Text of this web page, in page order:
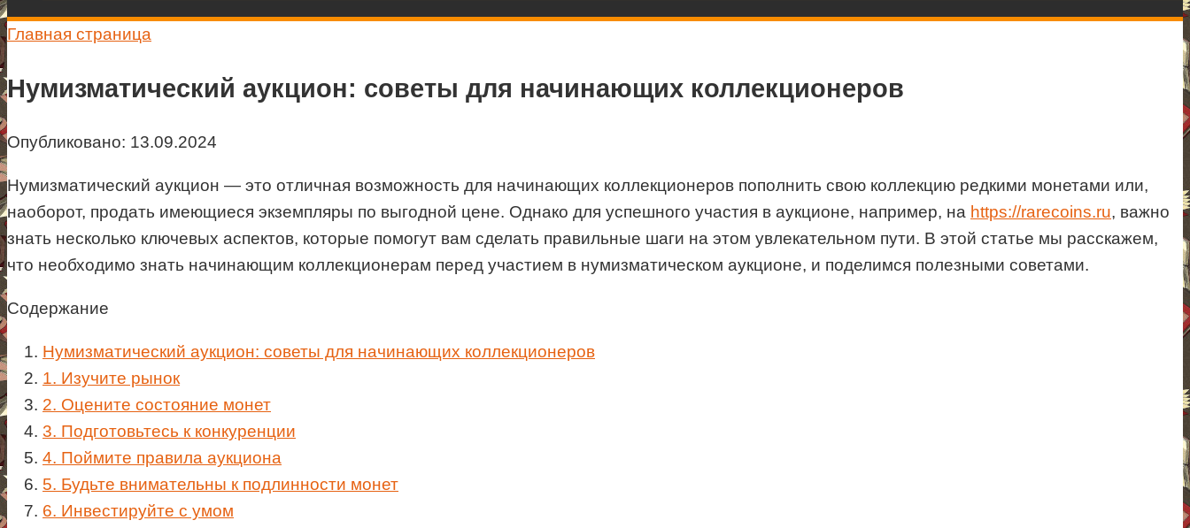
Главная страница
Нумизматический аукцион: советы для начинающих коллекционеров
Опубликовано: 13.09.2024
Нумизматический аукцион — это отличная возможность для начинающих коллекционеров пополнить свою коллекцию редкими монетами или,
наоборот, продать имеющиеся экземпляры по выгодной цене. Однако для успешного участия в аукционе, например, на https://rarecoins.ru, важно
знать несколько ключевых аспектов, которые помогут вам сделать правильные шаги на этом увлекательном пути. В этой статье мы расскажем,
что необходимо знать начинающим коллекционерам перед участием в нумизматическом аукционе, и поделимся полезными советами.
Содержание
Нумизматический аукцион: советы для начинающих коллекционеров
1. Изучите рынок
2. Оцените состояние монет
3. Подготовьтесь к конкуренции
4. Поймите правила аукциона
5. Будьте внимательны к подлинности монет
6. Инвестируйте с умом